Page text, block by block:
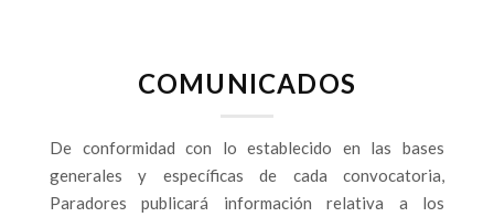
COMUNICADOS
De conformidad con lo establecido en las bases
generales y específicas de cada convocatoria,
Paradores publicará información relativa a los